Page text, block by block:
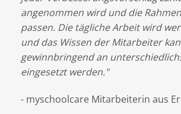
angenommen wird und die
passen. Die tägliche Arbeit wird
und das Wissen der Mitarbeiter
gewinnbringend an
eingesetzt werden."
- myschoolcare Mitarbeiterin aus